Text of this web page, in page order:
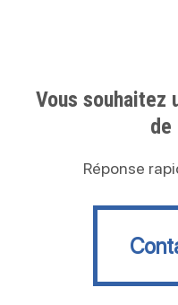
Vous souhaitez
de
Réponse
Contactez nous